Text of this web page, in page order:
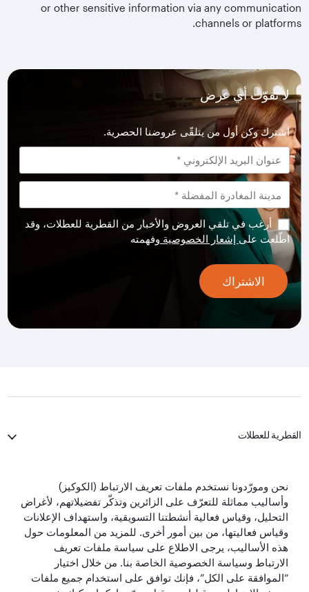
or other sensitive information via any communication
channels or platforms.
لا تفوّت أي عرض
اشترك وكن أول من يتلقّى عروضنا الحصرية.
أرغب في تلقي العروض والأخبار من القطرية للعطلات، وقد
اطّلعت على إشعار الخصوصية وفهمته
الاشتراك
القطرية للعطلات
لنبقَ على تواصل
نحن ومورّدونا نستخدم ملفات تعريف الارتباط (الكوكيز)
وأساليب مماثلة للتعرّف على الزائرين وتذكّر تفضيلاتهم، لأغراض
التحليل، وقياس فعالية أنشطتنا التسويقية، واستهداف الإعلانات
وقياس فعاليتها، من بين أمور أخرى. للمزيد من المعلومات حول
هذه الأساليب، يرجى الاطلاع على سياسة ملفات تعريف
الارتباط وسياسة الخصوصية الخاصة بنا. من خلال اختيار
“الموافقة على الكل”، فإنك توافق على استخدام جميع ملفات